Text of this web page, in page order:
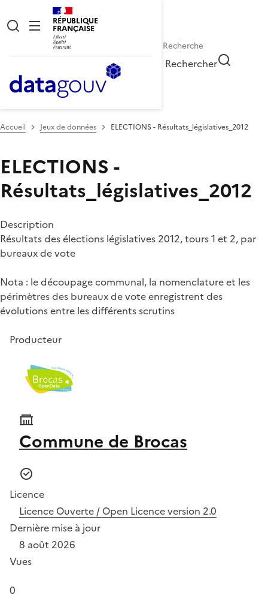
RÉPUBLIQUE
FRANÇAISE
Rechercher
Accueil Jeux de données ELECTIONS - Résultats_législatives_2012
ELECTIONS -
Résultats_législatives_2012
Description
Résultats des élections législatives 2012, tours 1 et 2, par
bureaux de vote
Nota : le découpage communal, la nomenclature et les
périmètres des bureaux de vote enregistrent des
évolutions entre les différents scrutins
Producteur
Commune de Brocas
Licence
Licence Ouverte / Open Licence version 2.0
Dernière mise à jour
8 août 2026
Vues
0